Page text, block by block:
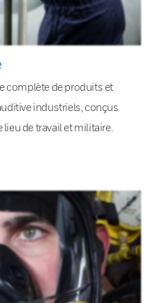
complète de produits et
industriels, conçus
de travail et militaire.